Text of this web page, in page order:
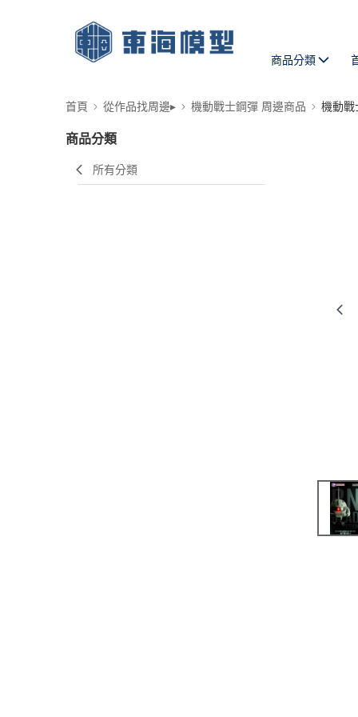
商品分類
首頁 從作品找周邊▸ 機動戰士鋼彈 周邊商品 機動戰
商品分類
所有分類